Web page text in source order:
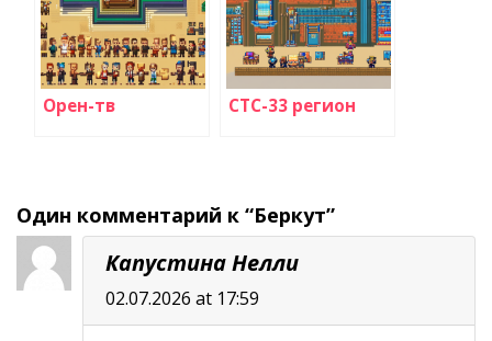
Орен-тв СТС-33 регион
Один комментарий к “Беркут”
Капустина Нелли
02.07.2026 at 17:59